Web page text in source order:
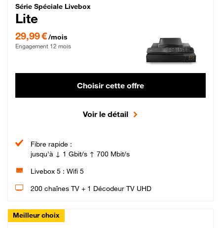
Série Spéciale Livebox Lite Fibre
Série Spéciale Livebox
Lite
29,99 €/mois
Engagement 12 mois
Choisir cette offre
Voir le détail
Fibre rapide :
jusqu'à ↓ 1 Gbit/s ↑ 700 Mbit/s
Livebox 5 : Wifi 5
200 chaînes TV + 1 Décodeur TV UHD
Meilleur choix